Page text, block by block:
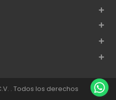
+
+
+
+
. Todos los derechos